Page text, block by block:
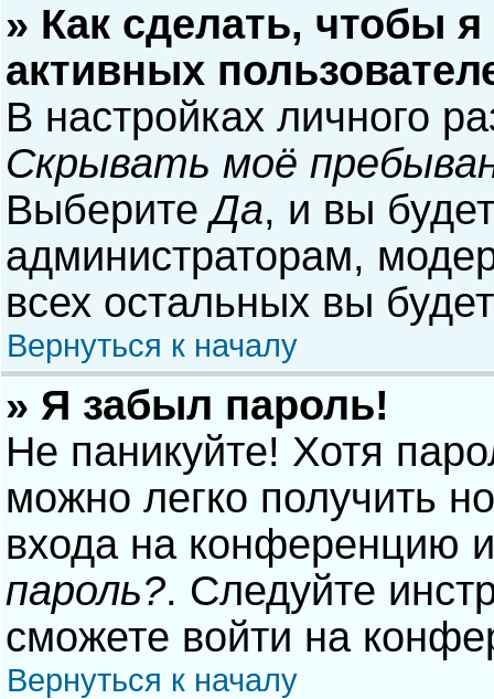
» Как сделать, чтобы
активных
В настройках личного
Скрывать моё
ВыберитеДа, и вы
администраторам,
всех остальных вы
Вернуться к началу
» Я забыл пароль!
Не паникуйте! Хотя
можно легко получить
входа на конференцию
пароль?. Следуйте
сможете войти на
Вернуться к началу